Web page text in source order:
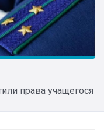
права учащегося